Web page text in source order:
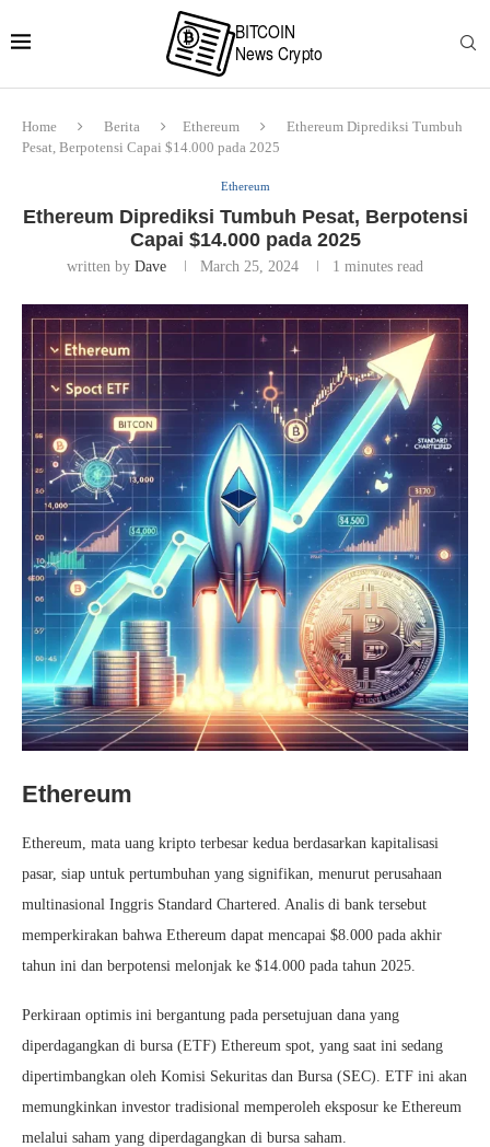
Home Berita Ethereum
Ethereum Diprediksi Tumbuh
Pesat, Berpotensi Capai $14.000 pada 2025
Ethereum
Ethereum Diprediksi Tumbuh Pesat, Berpotensi
Capai $14.000 pada 2025
written by Dave March 25, 2024 1 minutes read
Ethereum
Ethereum, mata uang kripto terbesar kedua berdasarkan kapitalisasi
pasar, siap untuk pertumbuhan yang signifikan, menurut perusahaan
multinasional Inggris Standard Chartered. Analis di bank tersebut
memperkirakan bahwa Ethereum dapat mencapai $8.000 pada akhir
tahun ini dan berpotensi melonjak ke $14.000 pada tahun 2025.
Perkiraan optimis ini bergantung pada persetujuan dana yang
diperdagangkan di bursa (ETF) Ethereum spot, yang saat ini sedang
dipertimbangkan oleh Komisi Sekuritas dan Bursa (SEC). ETF ini akan
memungkinkan investor tradisional memperoleh eksposur ke Ethereum
melalui saham yang diperdagangkan di bursa saham.